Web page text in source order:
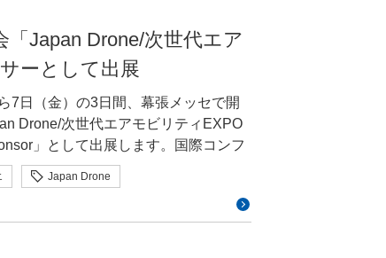
ロバイダとして提供されているPQC
ジャーな暗号ライ
たなぁと思います。ちょっと残念な
としてはインプットしてみたんで
なのが多くのブラウザに標準搭載さ
結構使ってらっしゃるのかなと思
ド
た活躍をしていたそうです。 こう
氏。現行の法規制では100g以上のド
4と立入り禁止措置（補助者、看板、
ベル3があり、「立入り禁止措置」の
図3 無人航空機目視
とで人の手間を省ける、ということ
「空の移動革命」と
国際博覧会協会や大阪府が紹介され
していますが、当社でも昨年3月に
革命」への取り組みを進めているの
ーマはセキュリティ。ドローンや空
空
アの他、暗号セキュリティとサイバ
ションエリアをご用意。3日間の会期
Japan Drone/次世代エア
ーとして出展
7日（金）の3日間、幕張メッセで開
Drone/次世代エアモビリティEXPO
」として出展します。国際コンフ
する解説コンテンツのほか、ブース
リティ」の重要性をご体感いただく
次世代エアモ
Japan Drone